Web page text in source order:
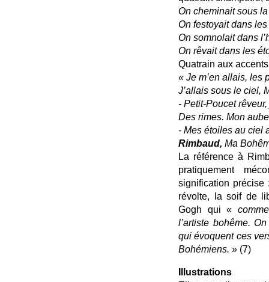
On cheminait sous
On festoyait dans
On somnolait dans
On rêvait dans les
Quatrain aux
« Je m’en allais, les
J’allais sous le ciel,
- Petit-Poucet
Des rimes. Mon
- Mes étoiles au ciel
Rimbaud, Ma
La référence à
pratiquement
signification précise
révolte, la soif de
Gogh qui «
l’artiste bohême.
qui évoquent ces
Bohémiens. » (7)
Illustrations